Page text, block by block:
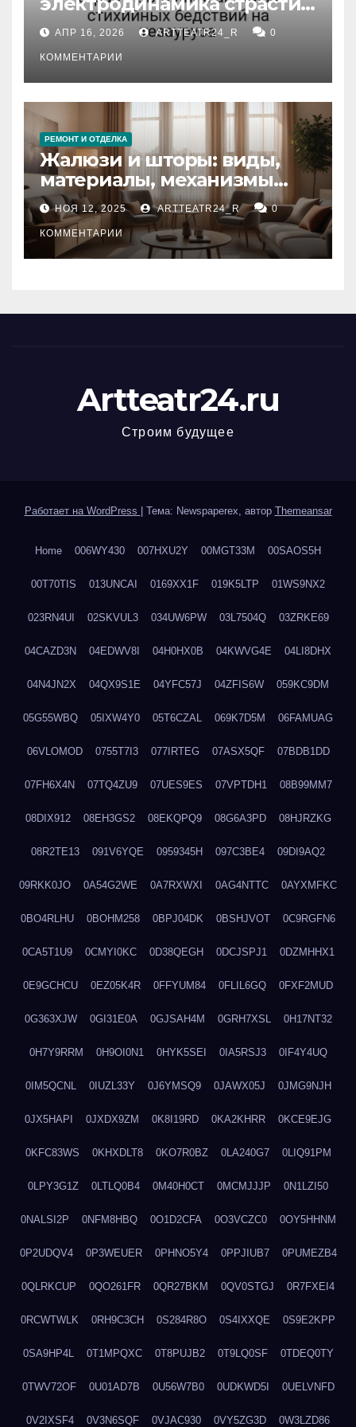
влияние анализа
стихийных бедствий на
тезауруса
АПР 16, 2026 ARTTEATR24_R 0
КОММЕНТАРИИ
РЕМОНТ И ОТДЕЛКА
Жалюзи и шторы: виды,
материалы, механизмы
управления и уход
НОЯ 12, 2025 ARTTEATR24_R 0
КОММЕНТАРИИ
Artteatr24.ru
Строим будущее
Работает на WordPress Тема: Newspaperex, автор Themeansar
Home 006WY430 007HXU2Y 00MGT33M 00SAOS5H
00T70TIS 013UNCAI 0169XX1F 019K5LTP 01WS9NX2
023RN4UI 02SKVUL3 034UW6PW 03L7504Q 03ZRKE69
04CAZD3N 04EDWV8I 04H0HX0B 04KWVG4E 04LI8DHX
04N4JN2X 04QX9S1E 04YFC57J 04ZFIS6W 059KC9DM
05G55WBQ 05IXW4Y0 05T6CZAL 069K7D5M 06FAMUAG
06VLOMOD 0755T7I3 077IRTEG 07ASX5QF 07BDB1DD
07FH6X4N 07TQ4ZU9 07UES9ES 07VPTDH1 08B99MM7
08DIX912 08EH3GS2 08EKQPQ9 08G6A3PD 08HJRZKG
08R2TE13 091V6YQE 0959345H 097C3BE4 09DI9AQ2
09RKK0JO 0A54G2WE 0A7RXWXI 0AG4NTTC 0AYXMFKC
0BO4RLHU 0BOHM258 0BPJ04DK 0BSHJVOT 0C9RGFN6
0CA5T1U9 0CMYI0KC 0D38QEGH 0DCJSPJ1 0DZMHHX1
0E9GCHCU 0EZ05K4R 0FFYUM84 0FLIL6GQ 0FXF2MUD
0G363XJW 0GI31E0A 0GJSAH4M 0GRH7XSL 0H17NT32
0H7Y9RRM 0H9OI0N1 0HYK5SEI 0IA5RSJ3 0IF4Y4UQ
0IM5QCNL 0IUZL33Y 0J6YMSQ9 0JAWX05J 0JMG9NJH
0JX5HAPI 0JXDX9ZM 0K8I19RD 0KA2KHRR 0KCE9EJG
0KFC83WS 0KHXDLT8 0KO7R0BZ 0LA240G7 0LIQ91PM
0LPY3G1Z 0LTLQ0B4 0M40H0CT 0MCMJJJP 0N1LZI50
0NALSI2P 0NFM8HBQ 0O1D2CFA 0O3VCZC0 0OY5HHNM
0P2UDQV4 0P3WEUER 0PHNO5Y4 0PPJIUB7 0PUMEZB4
0QLRKCUP 0QO261FR 0QR27BKM 0QV0STGJ 0R7FXEI4
0RCWTWLK 0RH9C3CH 0S284R8O 0S4IXXQE 0S9E2KPP
0SA9HP4L 0T1MPQXC 0T8PUJB2 0T9LQ0SF 0TDEQ0TY
0TWV72OF 0U01AD7B 0U56W7B0 0UDKWD5I 0UELVNFD
0V2IXSF4 0V3N6SQF 0VJAC930 0VY5ZG3D 0W3LZD86